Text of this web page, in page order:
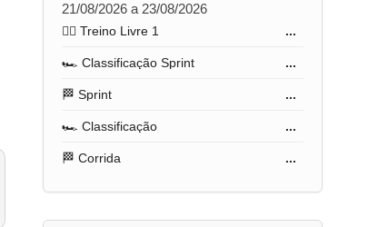
21/08/2026 a 23/08/2026
🏋️‍♂️ Treino Livre 1 ...
🏎️ Classificação Sprint ...
🏁 Sprint ...
🏎️ Classificação ...
🏁 Corrida ...